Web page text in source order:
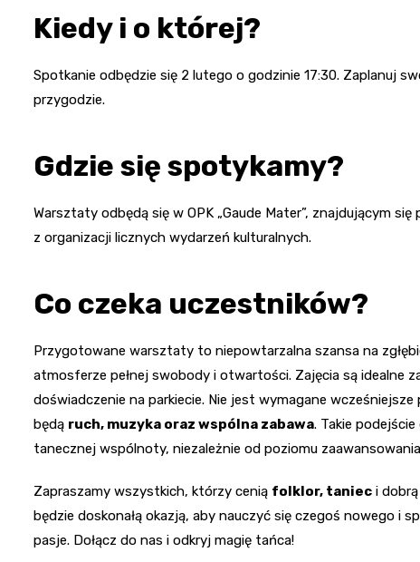
Kiedy i o której?
Spotkanie odbędzie się 2 lutego o godzinie 17:30. Zaplanuj
przygodzie.
Gdzie się spotykamy?
Warsztaty odbędą się w OPK „Gaude Mater”, znajdującym
z organizacji licznych wydarzeń kulturalnych.
Co czeka uczestników?
Przygotowane warsztaty to niepowtarzalna szansa na
atmosferze pełnej swobody i otwartości. Zajęcia są idealne
doświadczenie na parkiecie. Nie jest wymagane
będą ruch, muzyka oraz wspólna zabawa. Takie
tanecznej wspólnoty, niezależnie od poziomu
Zapraszamy wszystkich, którzy cenią folklor, taniec i
będzie doskonałą okazją, aby nauczyć się czegoś nowego i
pasje. Dołącz do nas i odkryj magię tańca!